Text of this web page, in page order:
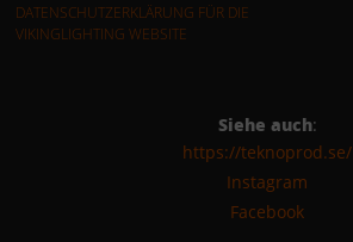
DATENSCHUTZERKLÄRUNG FÜR DIE
VIKINGLIGHTING WEBSITE
Siehe auch:
https://teknoprod.se/
Instagram
Facebook